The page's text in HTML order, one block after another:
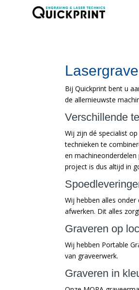
Bij Quickprint bent u
de allernieuwste
Verschillende
Wij zijn dé specialist
technieken te
en
project is dus altijd in
Wij hebben alles
afwerken. Dit alles
Graveren op
Wij hebben Portable
van graveerwerk.
Graveren in